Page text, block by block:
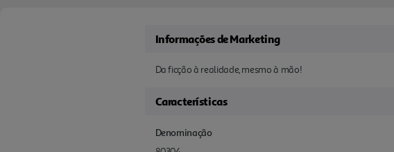
Informações de Marketing
Da ficção à realidade, mesmo à mão!
Características
Denominação